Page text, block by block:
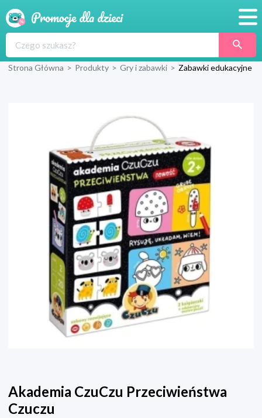
Produkty
Wyprawka
Strona Główna > Produkty > Gry i zabawki > Zabawki edukacyjne
Akademia CzuCzu Przeciwieństwa
Czuczu